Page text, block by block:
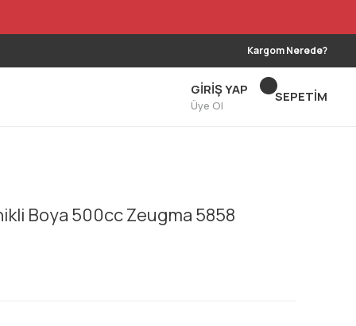
Kargom Nerede?
GİRİŞ YAP
Üye Ol
SEPETİM
Boya 500cc Zeugma 5858